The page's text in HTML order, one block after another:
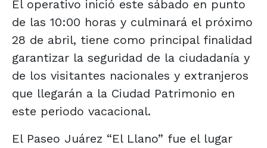
El operativo inició este sábado en punto
de las 10:00 horas y culminará el próximo
28 de abril, tiene como principal finalidad
garantizar la seguridad de la ciudadanía y
de los visitantes nacionales y extranjeros
que llegarán a la Ciudad Patrimonio en
este periodo vacacional.
El Paseo Juárez “El Llano” fue el lugar